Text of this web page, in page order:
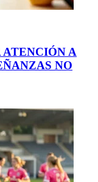
A
NO